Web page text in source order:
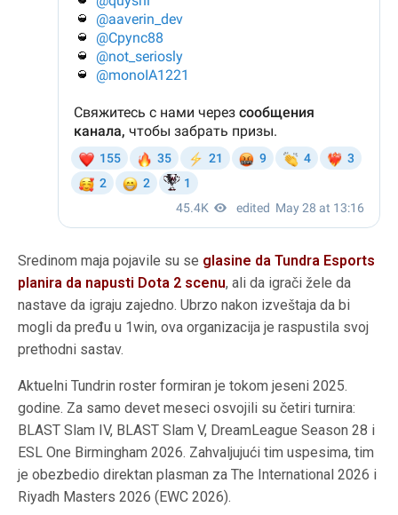
Sredinom maja pojavile su se glasine da Tundra Esports
planira da napusti Dota 2 scenu, ali da igrači žele da
nastave da igraju zajedno. Ubrzo nakon izveštaja da bi
mogli da pređu u 1win, ova organizacija je raspustila svoj
prethodni sastav.
Aktuelni Tundrin roster formiran je tokom jeseni 2025.
godine. Za samo devet meseci osvojili su četiri turnira:
BLAST Slam IV, BLAST Slam V, DreamLeague Season 28 i
ESL One Birmingham 2026. Zahvaljujući tim uspesima, tim
je obezbedio direktan plasman za The International 2026 i
Riyadh Masters 2026 (EWC 2026).